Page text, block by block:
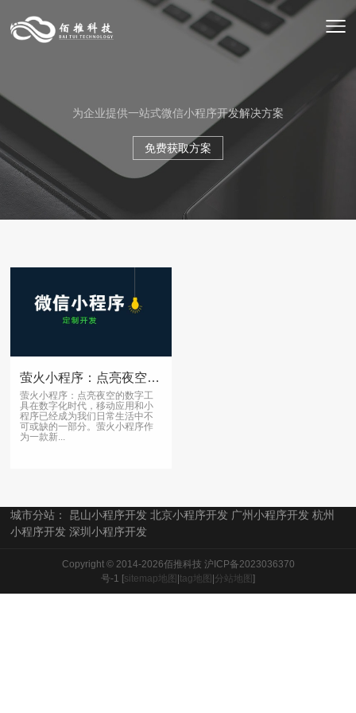
为企业提供一站式微信小程序开发解决方案
免费获取方案
萤火小程序：点亮夜空的数字工具
萤火小程序：点亮夜空的数字工
具在数字化时代，移动应用和小
程序已经成为我们日常生活中不
可或缺的一部分。萤火小程序作
为一款新...
城市分站： 昆山小程序开发 北京小程序开发 广州小程序开发 杭州
小程序开发 深圳小程序开发
Copyright © 2014-2026佰推科技 沪ICP备2023036370
号-1 [sitemap地图 tag地图 分站地图 ]